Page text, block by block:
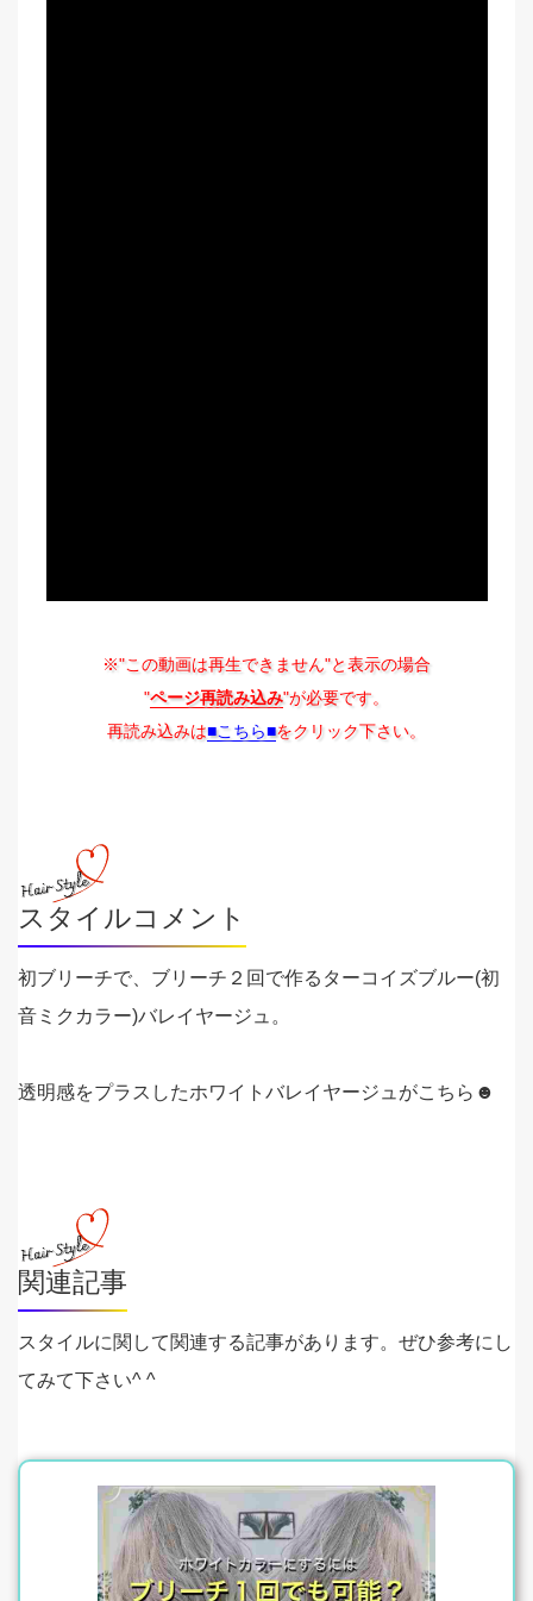
※"この動画は再生できません"と表示の場合
"ページ再読み込み"が必要です。
再読み込みは■こちら■をクリック下さい。
スタイルコメント
初ブリーチで、ブリーチ２回で作るターコイズブルー(初
音ミクカラー)バレイヤージュ。
透明感をプラスしたホワイトバレイヤージュがこちら☻
関連記事
スタイルに関して関連する記事があります。ぜひ参考にし
てみて下さい^ ^